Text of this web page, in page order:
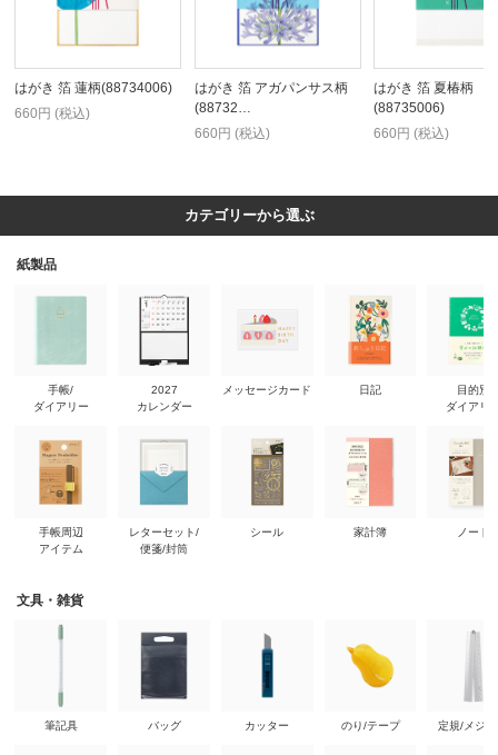
はがき 箔 蓮柄(88734006)
660円 (税込)
はがき 箔 アガパンサス柄
(88732…
660円 (税込)
はがき 箔 夏椿柄
(88735006)
660円 (税込)
カテゴリーから選ぶ
紙製品
手帳/
ダイアリー
手帳周辺
アイテム
2027
カレンダー
レターセット/
便箋/封筒
メッセージカード
シール
日記
家計簿
目的別
ダイアリ
ノート
文具・雑貨
筆記具 バッグ カッター のり/テープ 定規/メジ